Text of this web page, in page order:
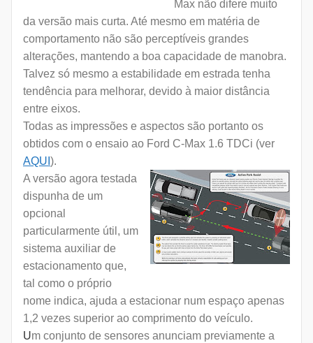
Max não difere muito
da versão mais curta. Até mesmo em matéria de
comportamento não são perceptíveis grandes
alterações, mantendo a boa capacidade de manobra.
Talvez só mesmo a estabilidade em estrada tenha
tendência para melhorar, devido à maior distância
entre eixos.
Todas as impressões e aspectos são portanto os
obtidos com o ensaio ao Ford C-Max 1.6 TDCi (ver
AQUI ).
A versão agora testada
dispunha de um
opcional
particularmente útil, um
sistema auxiliar de
estacionamento que,
tal como o próprio
nome indica, ajuda a estacionar num espaço apenas
1,2 vezes superior ao comprimento do veículo.
Um conjunto de sensores anunciam previamente a